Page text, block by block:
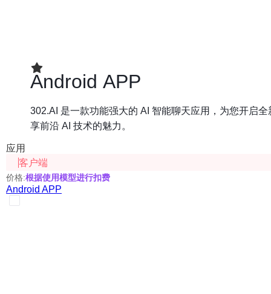
Android APP
302.AI 是一款功能强大的 AI 智能聊天应用，为您开启
享前沿 AI 技术的魅力。
应用
客户端
价格:根据使用模型进行扣费
Android APP